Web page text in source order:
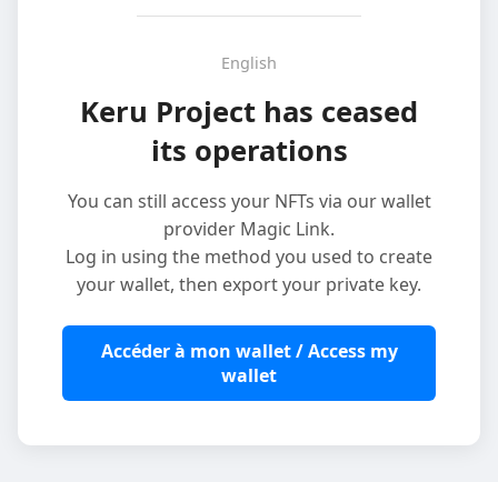
English
Keru Project has ceased
its operations
You can still access your NFTs via our wallet
provider Magic Link.
Log in using the method you used to create
your wallet, then export your private key.
Accéder à mon wallet / Access my
wallet